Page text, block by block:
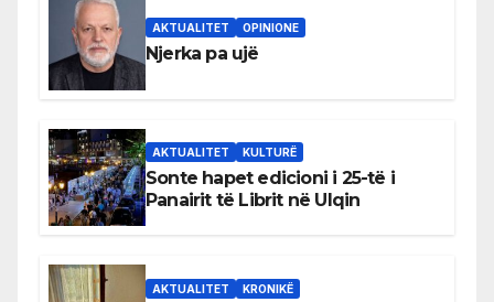
AKTUALITET OPINIONE
Njerka pa ujë
AKTUALITET KULTURË
Sonte hapet edicioni i 25-të i
Panairit të Librit në Ulqin
AKTUALITET KRONIKË